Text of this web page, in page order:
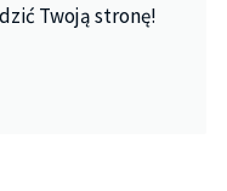
Twoją stronę!